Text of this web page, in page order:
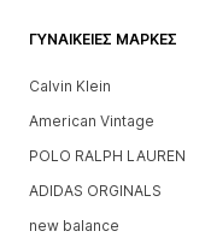
ΓΥΝΑΙΚΕΊΕΣ ΜΆΡΚΕΣ
Calvin Klein
American Vintage
POLO RALPH LAUREN
ADIDAS ORGINALS
new balance